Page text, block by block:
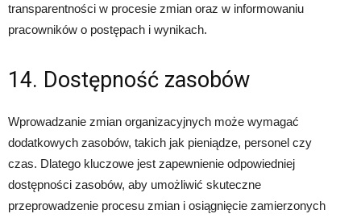
transparentności w procesie zmian oraz w informowaniu
pracowników o postępach i wynikach.
14. Dostępność zasobów
Wprowadzanie zmian organizacyjnych może wymagać
dodatkowych zasobów, takich jak pieniądze, personel czy
czas. Dlatego kluczowe jest zapewnienie odpowiedniej
dostępności zasobów, aby umożliwić skuteczne
przeprowadzenie procesu zmian i osiągnięcie zamierzonych